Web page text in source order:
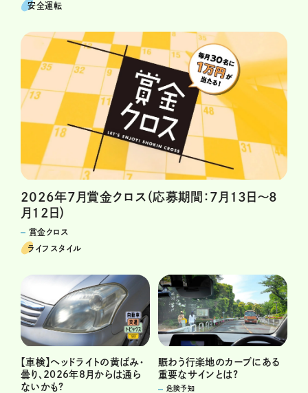
安全運転
2026年7月賞金クロス（応募期間：7月13日～8
月12日）
賞金クロス
ライフスタイル
【車検】ヘッドライトの黄ばみ・
曇り、2026年8月からは通ら
ないかも?
賑わう行楽地のカーブにある
重要なサインとは?
危険予知